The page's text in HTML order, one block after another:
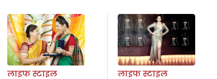
लाइफ स्टाइल
लाइफ स्टाइल